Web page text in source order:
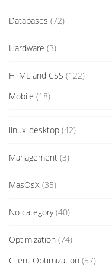
Databases (72)
Hardware (3)
HTML and CSS (122)
Mobile (18)
linux-desktop (42)
Management (3)
MasOsX (35)
No category(40)
Optimization (74)
Client Optimization (57)